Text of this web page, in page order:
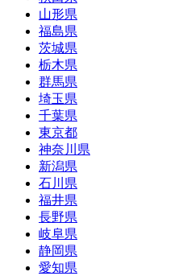
山形県
福島県
茨城県
栃木県
群馬県
埼玉県
千葉県
東京都
神奈川県
新潟県
石川県
福井県
長野県
岐阜県
静岡県
愛知県